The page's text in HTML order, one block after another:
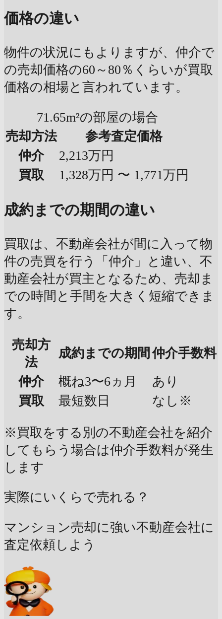
価格の違い
物件の状況にもよりますが、仲介で
の売却価格の60～80％くらいが買取
価格の相場と言われています。
71.65m²の部屋の場合
売却方法
参考査定価格
仲介
2,213万円
買取
1,328万円 〜 1,771万円
成約までの期間の違い
買取は、不動産会社が間に入って物
件の売買を行う「仲介」と違い、不
動産会社が買主となるため、売却ま
での時間と手間を大きく短縮できま
す。
売却方
法
成約までの期間 仲介手数料
仲介
概ね3〜6ヵ月
あり
買取
最短数日 なし※
※買取をする別の不動産会社を紹介
してもらう場合は仲介手数料が発生
します
実際にいくらで売れる？
マンション売却に強い不動産会社に
査定依頼しよう